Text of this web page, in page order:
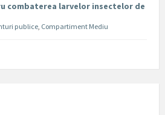
combaterea larvelor insectelor de
publice, Compartiment Mediu